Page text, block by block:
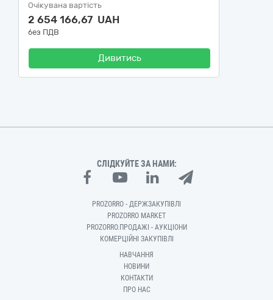
Очікувана вартість
2 654 166,67 UAH
без ПДВ
Дивитись
СЛІДКУЙТЕ ЗА НАМИ:
PROZORRO - ДЕРЖЗАКУПІВЛІ
PROZORRO MARKET
PROZORRO.ПРОДАЖІ - АУКЦІОНИ
КОМЕРЦІЙНІ ЗАКУПІВЛІ
НАВЧАННЯ
НОВИНИ
КОНТАКТИ
ПРО НАС